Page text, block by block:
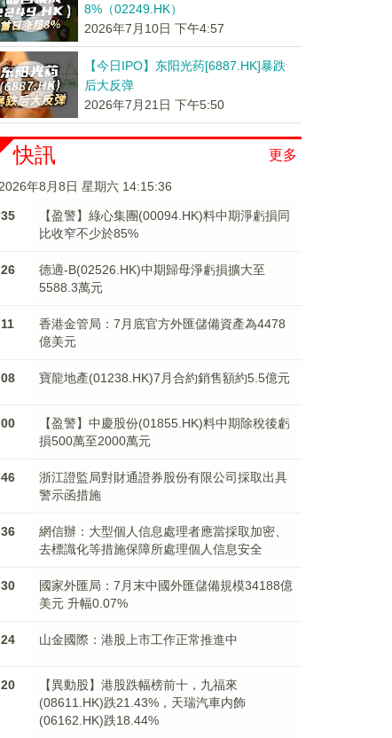
8%（02249.HK）
2026年7月10日 下午4:57
【今日IPO】东阳光药[6887.HK]暴跌
后大反弹
2026年7月21日 下午5:50
更多
快訊
2026年8月8日 星期六 14:15:38
【盈警】綠心集團(00094.HK)料中期淨虧損同
比收窄不少於85%
德適-B(02526.HK)中期歸母淨虧損擴大至
5588.3萬元
香港金管局：7月底官方外匯儲備資產為4478
億美元
寶龍地產(01238.HK)7月合約銷售額約5.5億元
【盈警】中慶股份(01855.HK)料中期除稅後虧
損500萬至2000萬元
浙江證監局對財通證券股份有限公司採取出具
警示函措施
網信辦：大型個人信息處理者應當採取加密、
去標識化等措施保障所處理個人信息安全
國家外匯局：7月末中國外匯儲備規模34188億
美元 升幅0.07%
山金國際：港股上市工作正常推進中
【異動股】港股跌幅榜前十，九福來
(08611.HK)跌21.43%，天瑞汽車内飾
(06162.HK)跌18.44%